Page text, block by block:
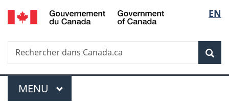
Passer
au
principal
de
la
EN
Recherche
Rechercher
dans
Menu
MENU PRINCIPAL